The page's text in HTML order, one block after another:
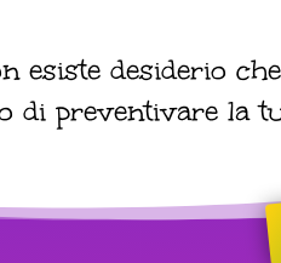
esiste desiderio
di preventivare la